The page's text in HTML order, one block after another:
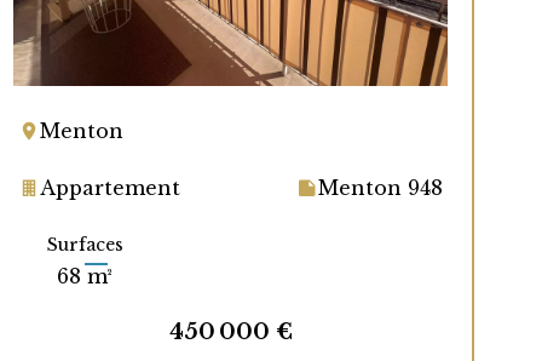
Menton
Appartement Menton 948
Surfaces
68 m²
450 000 €